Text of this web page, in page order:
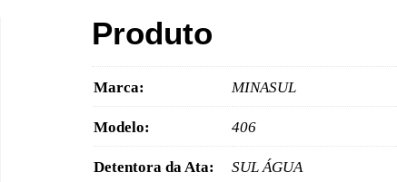
Produto
Marca: MINASUL
Modelo: 406
Detentora da Ata: SUL ÁGUA